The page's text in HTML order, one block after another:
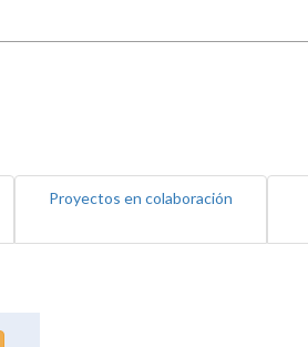
Proyectos en colaboración